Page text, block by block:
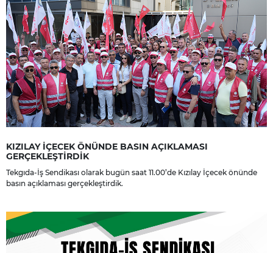
KIZILAY İÇECEK ÖNÜNDE BASIN AÇIKLAMASI
GERÇEKLEŞTİRDİK
Tekgıda-İş Sendikası olarak bugün saat 11.00’de Kızılay İçecek önünde
basın açıklaması gerçekleştirdik.